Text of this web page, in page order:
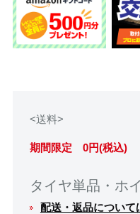
<送料>
期間限定 0円(税込)
タイヤ単品・ホ
配送・返品について